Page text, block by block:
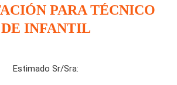
PARA TÉCNICO
DE INFANTIL
Estimado Sr/Sra: